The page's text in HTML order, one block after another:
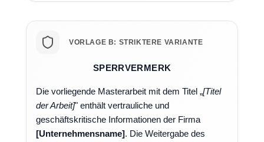
VORLAGE B: STRIKTERE VARIANTE
SPERRVERMERK
Die vorliegende Masterarbeit mit dem Titel „[Titel
der Arbeit]" enthält vertrauliche und
geschäftskritische Informationen der Firma
[Unternehmensname]. Die Weitergabe des